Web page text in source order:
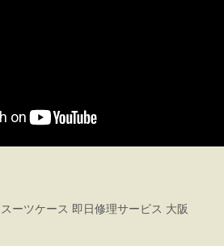
ーツケース 即日修理サービス 大阪